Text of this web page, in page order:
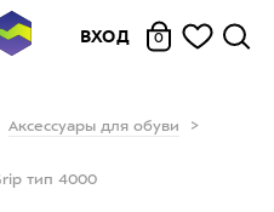
ВХОД 0
Аксессуары для обуви
тип 4000